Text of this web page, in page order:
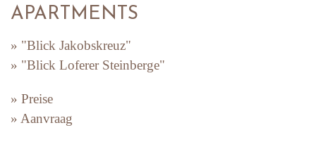
APARTMENTS
» "Blick Jakobskreuz"
» "Blick Loferer Steinberge"
» Preise
» Aanvraag